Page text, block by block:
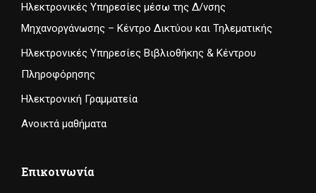
Ηλεκτρονικές Υπηρεσίες μέσω της Δ/νσης
Μηχανοργάνωσης – Κέντρο Δικτύου και Τηλεματικής
Ηλεκτρονικές Υπηρεσίες Βιβλιοθήκης & Κέντρου
Πληροφόρησης
Ηλεκτρονική Γραμματεία
Ανοικτά μαθήματα
Επικοινωνία